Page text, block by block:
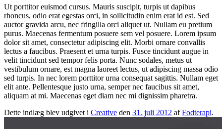
Ut porttitor euismod cursus. Mauris suscipit, turpis ut dapibus
rhoncus, odio erat egestas orci, in sollicitudin enim erat id est. Sed
auctor gravida arcu, nec fringilla orci aliquet ut. Nullam eu pretium
purus. Maecenas fermentum posuere sem vel posuere. Lorem ipsum
dolor sit amet, consectetur adipiscing elit. Morbi ornare convallis
lectus a faucibus. Praesent et urna turpis. Fusce tincidunt augue in
velit tincidunt sed tempor felis porta. Nunc sodales, metus ut
vestibulum ornare, est magna laoreet lectus, ut adipiscing massa odio
sed turpis. In nec lorem porttitor urna consequat sagittis. Nullam eget
elit ante. Pellentesque justo urna, semper nec faucibus sit amet,
aliquam at mi. Maecenas eget diam nec mi dignissim pharetra.
Dette indlæg blev udgivet i Creative den 31. juli 2012 afFodterapi.